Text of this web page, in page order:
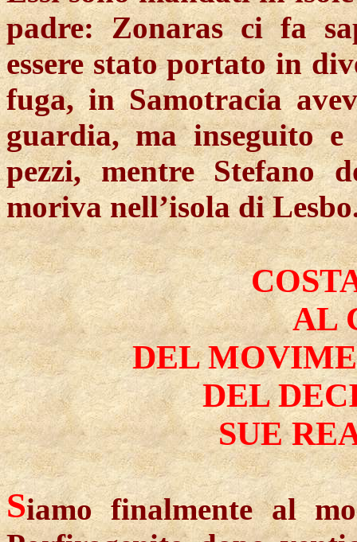
padre:Zonarasci fa
essere stato portato in
fuga, in Samotracia
guardia, ma inseguito
pezzi, mentre Stefano
moriva nell’isola di
AL
DEL
DEL
SUE
Siamo finalmente al